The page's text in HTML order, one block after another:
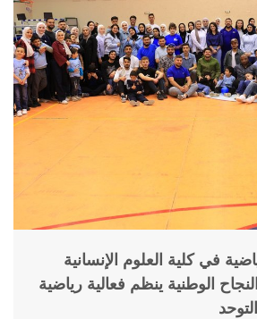
في كلية العلوم الإنسانية
الوطنية ينظم فعالية رياضية